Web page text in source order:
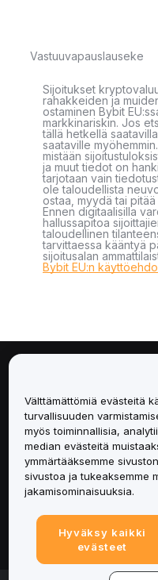
Vastuuvapauslauseke
Sijoitukset
rahakkeiden ja
ostaminen Bybit
markkinariskin. Jos
tällä hetkellä
saataville
mistään
ja muut tiedot on
tarjotaan vain
ole taloudellista
ostaa, myydä tai
Ennen digitaalisilla
hallussapitoa
taloudellinen
tarvittaessa kääntyä
sijoitusalan
Bybit EU:n
Palvelut
Tuki
Tuotteet
Lakiasiat
Välttämättömiä evästeitä
turvallisuuden
myös toiminnallisia,
median evästeitä
ymmärtääksemme
sivustoa ja tukeaksemme
jakamisominaisuuksia.
Hyväksy kaikki
evästeet